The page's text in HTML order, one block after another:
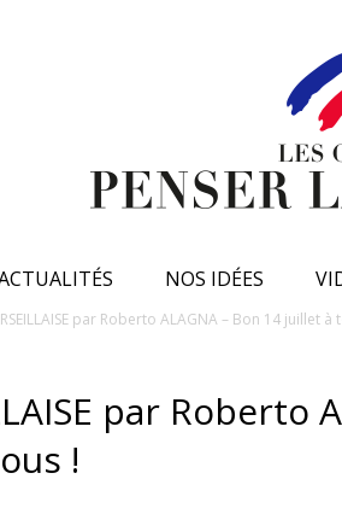
NOS IDÉES
par Roberto ALAGNA – Bon 14 juillet à
par Roberto
!